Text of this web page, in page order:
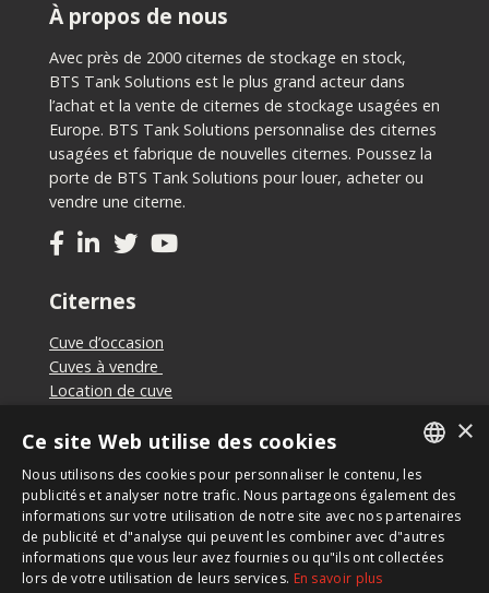
À propos de nous
Avec près de 2000 citernes de stockage en stock,
BTS Tank Solutions est le plus grand acteur dans
l’achat et la vente de citernes de stockage usagées en
Europe. BTS Tank Solutions personnalise des citernes
usagées et fabrique de nouvelles citernes. Poussez la
porte de BTS Tank Solutions pour louer, acheter ou
vendre une citerne.
Citernes
Cuve d’occasion
Cuves à vendre
Location de cuve
Cuve sur mesure
Newsletter
Inscrivez-vous à notre newsletter pour rester informé
DUTCH
FRENCH
×
Ce site Web utilise des cookies
Nous utilisons des cookies pour personnaliser le contenu, les
publicités et analyser notre trafic. Nous partageons également des
informations sur votre utilisation de notre site avec nos partenaires
de publicité et d"analyse qui peuvent les combiner avec d"autres
informations que vous leur avez fournies ou qu"ils ont collectées
lors de votre utilisation de leurs services. En savoir plus